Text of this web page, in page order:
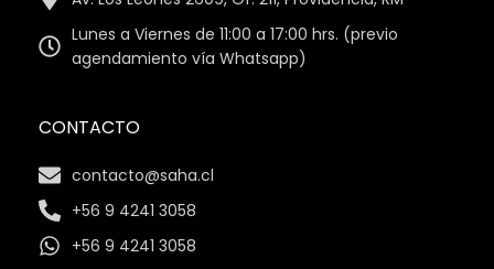
Lunes a Viernes de 11:00 a 17:00 hrs. (previo
agendamiento vía Whatsapp)
CONTACTO
contacto@saha.cl
+56 9 4241 3058
+56 9 4241 3058